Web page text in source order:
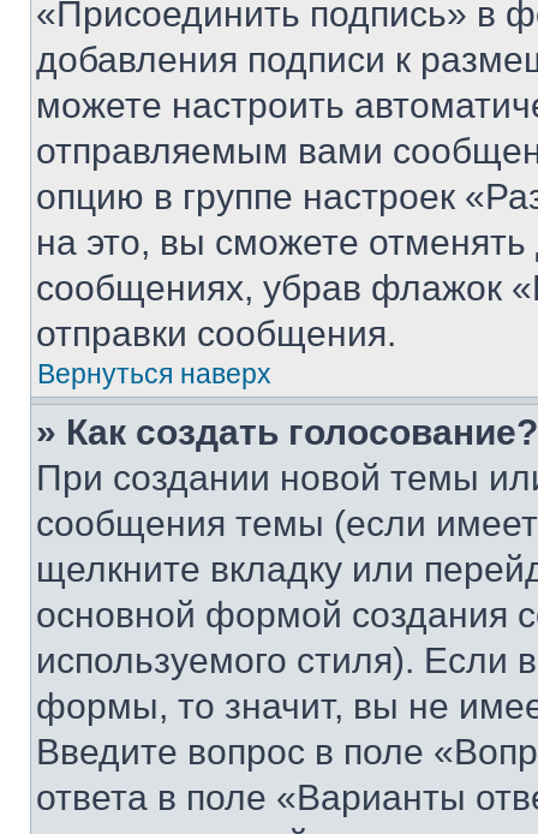
«Присоединить подпись» в
добавления подписи к
можете настроить
отправляемым вами
опцию в группе настроек
на это, вы сможете
сообщениях, убрав флажок
отправки сообщения.
Вернуться наверх
» Как создать голосование?
При создании новой темы
сообщения темы (если
щелкните вкладку или
основной формой создания
используемого стиля). Если
формы, то значит, вы не
Введите вопрос в поле
ответа в поле «Варианты